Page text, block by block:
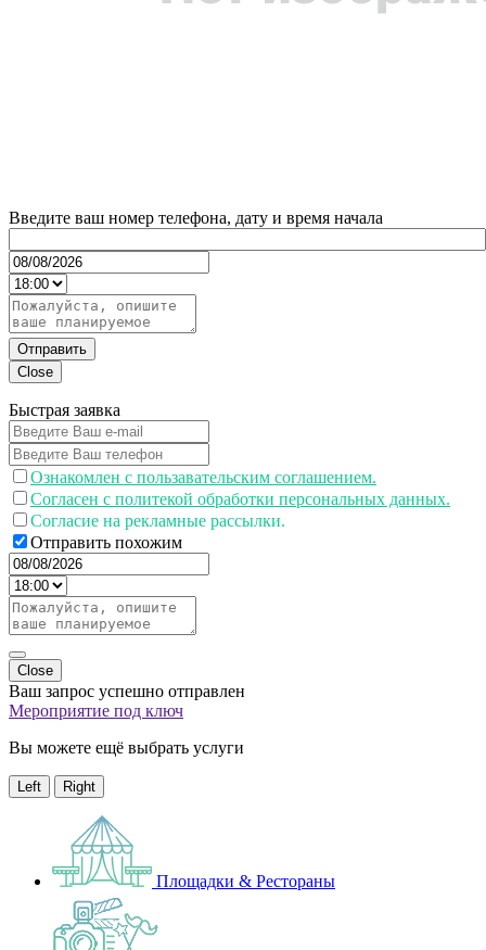
Введите ваш номер телефона, дату и время начала
Отправить
Close
Быстрая заявка
Ознакомлен с пользавательским соглашением.
Согласен с политекой обработки персональных данных.
Согласие на рекламные рассылки.
Отправить похожим
Close
Ваш запрос успешно отправлен
Мероприятие под ключ
Вы можете ещё выбрать услуги
Left Right
Площадки & Рестораны